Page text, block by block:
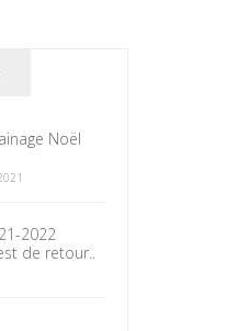
Noël
2022
de retour..